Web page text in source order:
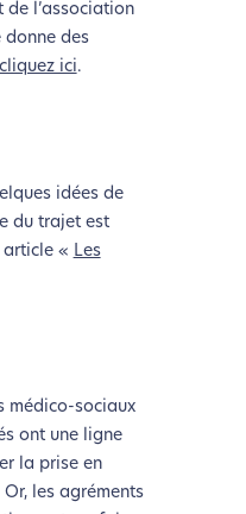
de l’association
donne des
cliquez ici.
idées de
du trajet est
« Les
médico-sociaux
ont une ligne
la prise en
les agréments